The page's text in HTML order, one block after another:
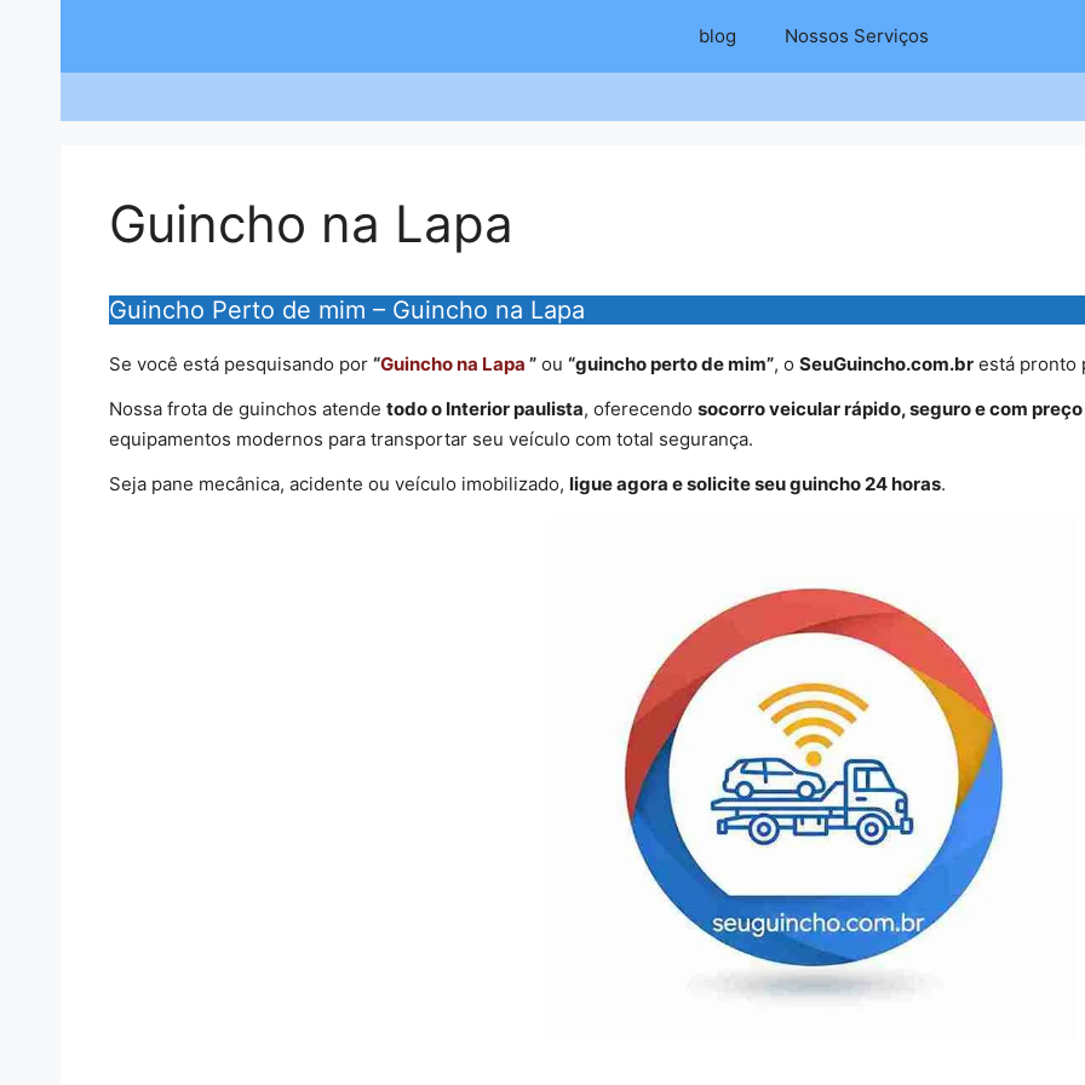
blog Nossos Serviços
Guincho na Lapa
Guincho Perto de mim – Guincho na Lapa
Se você está pesquisando por “Guincho na Lapa ”ou “guincho perto de mim”, o SeuGuincho.com.brestá pronto
Nossa frota de guinchos atende todo o Interior paulista, oferecendo socorro veicular rápido, seguro e com
equipamentos modernos para transportar seu veículo com total segurança.
Seja pane mecânica, acidente ou veículo imobilizado, ligue agora e solicite seu guincho 24 horas.